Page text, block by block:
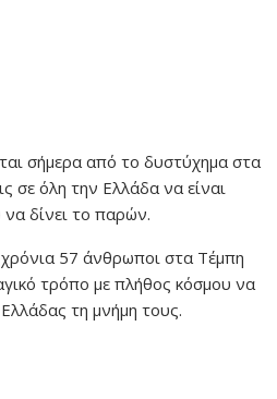
σήμερα από το δυστύχημα στα
σε όλη την Ελλάδα να είναι
δίνει το παρών.
57 άνθρωποι στα Τέμπη
τρόπο με πλήθος κόσμου να
τη μνήμη τους.